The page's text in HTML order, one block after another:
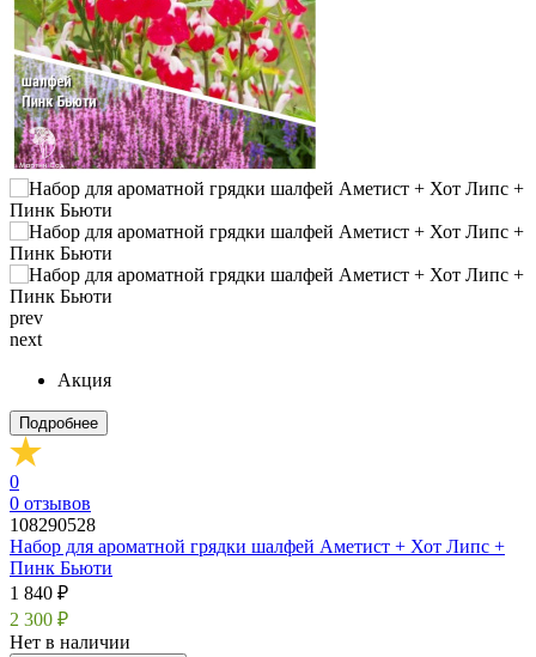
prev
next
Акция
Подробнее
0
0 отзывов
108290528
Набор для ароматной грядки шалфей Аметист + Хот Липс +
Пинк Бьюти
1 840 ₽
2 300 ₽
Нет в наличии